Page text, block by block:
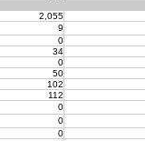
2,055
9
0
34
0
50
102
112
0
0
0